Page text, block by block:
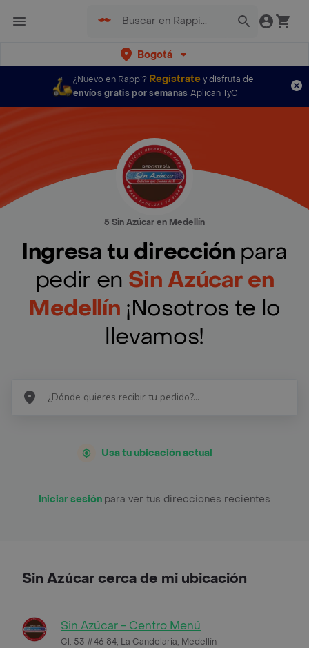
Bogotá
¿Nuevo en Rappi? Regístratey disfruta de
envíos gratis por semanas Aplican TyC
5 Sin Azúcar en Medellín
Ingresa tu dirección para
pedir en Sin Azúcar en
Medellín ¡Nosotros te lo
llevamos!
Usa tu ubicación actual
Iniciar sesión para ver tus direcciones recientes
Sin Azúcar cerca de mi ubicación
Sin Azúcar - Centro Menú
Cl. 53 #46 84, La Candelaria, Medellín